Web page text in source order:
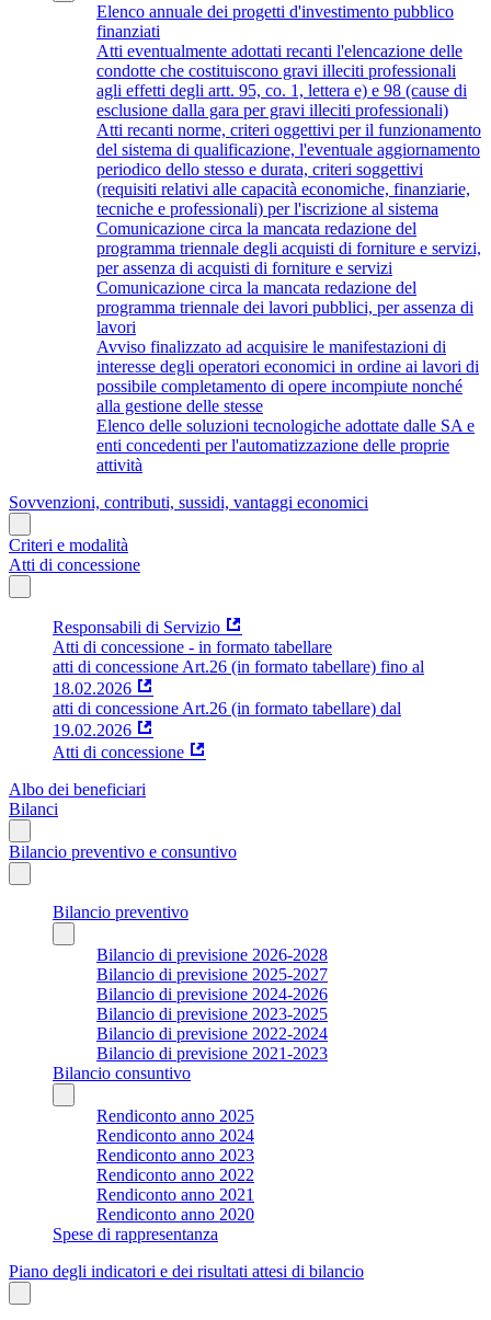
Elenco annuale dei progetti d'investimento pubblico
finanziati
Atti eventualmente adottati recanti l'elencazione delle
condotte che costituiscono gravi illeciti professionali
agli effetti degli artt. 95, co. 1, lettera e) e 98 (cause di
esclusione dalla gara per gravi illeciti professionali)
Atti recanti norme, criteri oggettivi per il funzionamento
del sistema di qualificazione, l'eventuale aggiornamento
periodico dello stesso e durata, criteri soggettivi
(requisiti relativi alle capacità economiche, finanziarie,
tecniche e professionali) per l'iscrizione al sistema
Comunicazione circa la mancata redazione del
programma triennale degli acquisti di forniture e servizi,
per assenza di acquisti di forniture e servizi
Comunicazione circa la mancata redazione del
programma triennale dei lavori pubblici, per assenza di
lavori
Avviso finalizzato ad acquisire le manifestazioni di
interesse degli operatori economici in ordine ai lavori di
possibile completamento di opere incompiute nonché
alla gestione delle stesse
Elenco delle soluzioni tecnologiche adottate dalle SA e
enti concedenti per l'automatizzazione delle proprie
attività
Sovvenzioni, contributi, sussidi, vantaggi economici
Criteri e modalità
Atti di concessione
Responsabili di Servizio
Atti di concessione - in formato tabellare
atti di concessione Art.26 (in formato tabellare) fino al
18.02.2026
atti di concessione Art.26 (in formato tabellare) dal
19.02.2026
Atti di concessione
Albo dei beneficiari
Bilanci
Bilancio preventivo e consuntivo
Bilancio preventivo
Bilancio di previsione 2026-2028
Bilancio di previsione 2025-2027
Bilancio di previsione 2024-2026
Bilancio di previsione 2023-2025
Bilancio di previsione 2022-2024
Bilancio di previsione 2021-2023
Bilancio consuntivo
Rendiconto anno 2025
Rendiconto anno 2024
Rendiconto anno 2023
Rendiconto anno 2022
Rendiconto anno 2021
Rendiconto anno 2020
Spese di rappresentanza
Piano degli indicatori e dei risultati attesi di bilancio